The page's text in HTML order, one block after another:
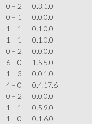
0 – 2
0.3.1.0
0 – 1
0.0.0.0
1 – 1
0.1.0.0
1 – 1
0.1.0.0
0 – 2
0.0.0.0
6 – 0
1.5.5.0
1 – 3
0.0.1.0
4 – 0
0.4.17.6
0 – 2
0.0.0.0
1 – 1
0.5.9.0
1 – 0
0.1.6.0